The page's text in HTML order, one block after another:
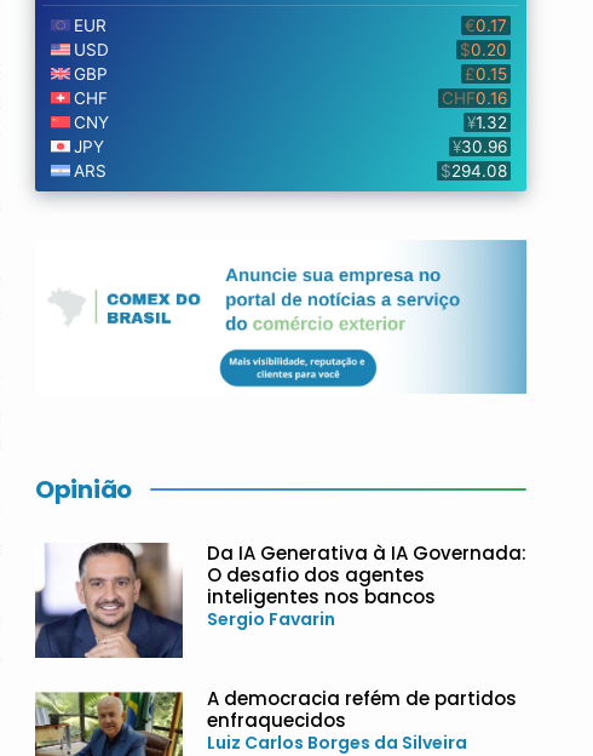
Opinião
Da IA Generativa à IA Governada:
O desafio dos agentes
inteligentes nos bancos
Sergio Favarin
A democracia refém de partidos
enfraquecidos
Luiz Carlos Borges da Silveira